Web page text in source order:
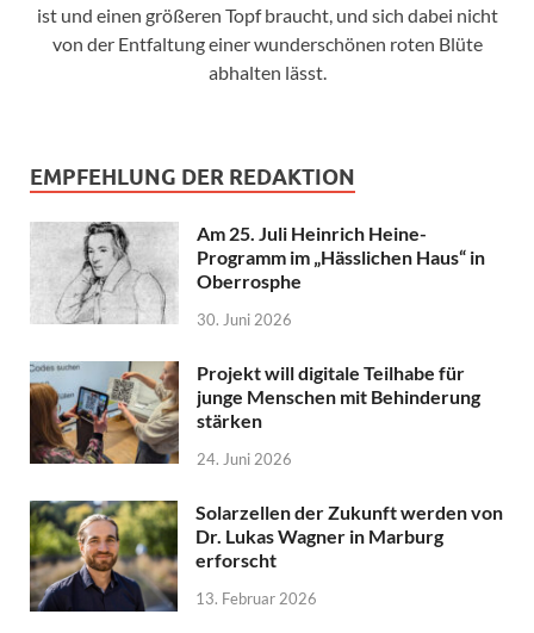
ist und einen größeren Topf braucht, und sich dabei nicht
von der Entfaltung einer wunderschönen roten Blüte
abhalten lässt.
EMPFEHLUNG DER REDAKTION
Am 25. Juli Heinrich Heine-
Programm im „Hässlichen Haus“ in
Oberrosphe
30. Juni 2026
Projekt will digitale Teilhabe für
junge Menschen mit Behinderung
stärken
24. Juni 2026
Solarzellen der Zukunft werden von
Dr. Lukas Wagner in Marburg
erforscht
13. Februar 2026